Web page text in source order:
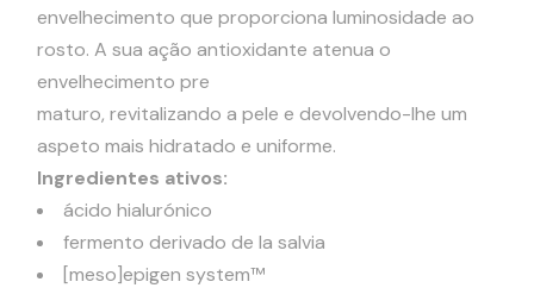
envelhecimento que proporciona luminosidade ao
rosto. A sua ação antioxidante atenua o
envelhecimento pre
maturo, revitalizando a pele e devolvendo-lhe um
aspeto mais hidratado e uniforme.
Ingredientes ativos:
ácido hialurónico
fermento derivado de la salvia
[meso]epigen system™